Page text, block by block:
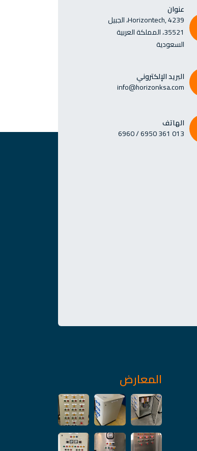
عنوان
Horizontech, 4239، الجبيل
35521، المملكة العربية
السعودية
البريد الإلكتروني
info@horizonksa.com
الهاتف
013 361 6950 / 6960
المعارض